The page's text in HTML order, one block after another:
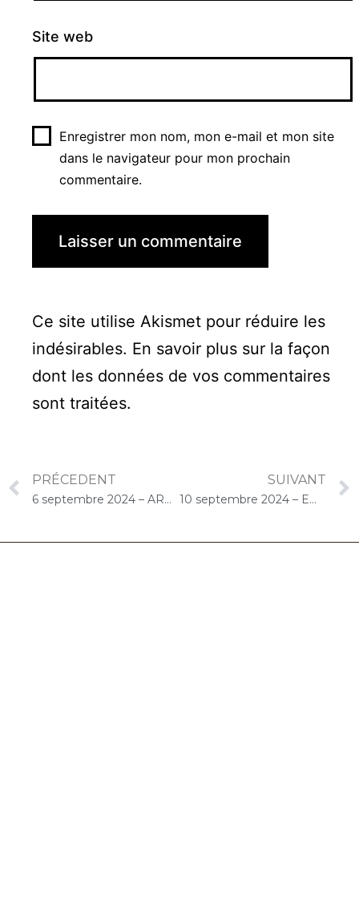
Site web
Enregistrer mon nom, mon e-mail et mon site
dans le navigateur pour mon prochain
commentaire.
Ce site utilise Akismet pour réduire les
indésirables. En savoir plus sur la façon
dont les données de vos commentaires
sont traitées.
PRÉCEDENT
6 septembre 2024 – ARPAVIE La Vallée aux Renards (L’Haÿ-les-Roses) : Concert « Gelato-Cello Solo »
SUIVANT
10 septembre 2024 – EMEIS Saint-Jacques (Paris) : Concert « Cello Solo »